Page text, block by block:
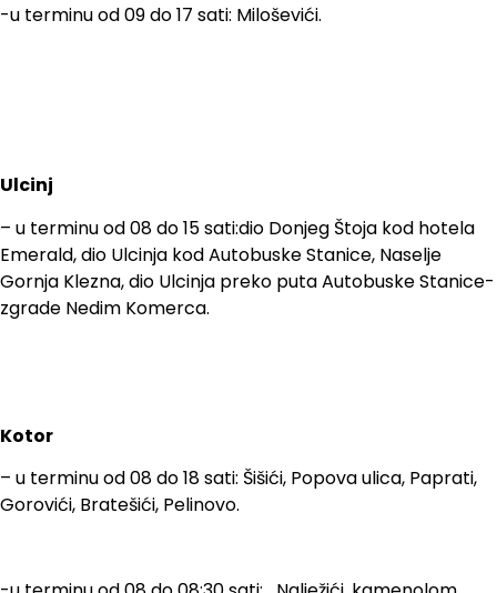
-u terminu od 09 do 17 sati: Miloševići.
Ulcinj
– u terminu od 08 do 15 sati:dio Donjeg Štoja kod hotela
Emerald, dio Ulcinja kod Autobuske Stanice, Naselje
Gornja Klezna, dio Ulcinja preko puta Autobuske Stanice-
zgrade Nedim Komerca.
Kotor
– u terminu od 08 do 18 sati: Šišići, Popova ulica, Paprati,
Gorovići, Bratešići, Pelinovo.